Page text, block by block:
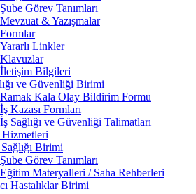
Şube Görev Tanımları
Mevzuat & Yazışmalar
Formlar
Yararlı Linkler
Klavuzlar
İletişim Bilgileri
ve Güvenliği Birimi
Ramak Kala Olay Bildirim Formu
İş Kazası Formları
İş Sağlığı ve Güvenliği Talimatları
Hizmetleri
Birimi
Şube Görev Tanımları
Eğitim Materyalleri / Saha Rehberleri
Hastalıklar Birimi